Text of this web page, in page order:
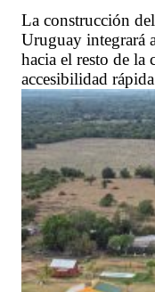
La construcción
Uruguay integrará
hacia el resto de la
accesibilidad